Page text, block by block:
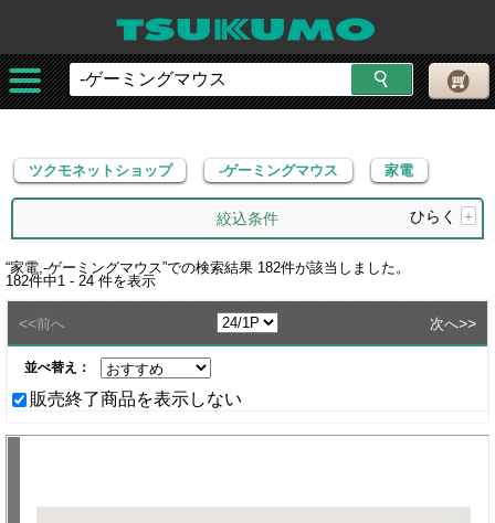
ツクモネットショップ -ゲーミングマウス 家電
ツクモネットショップ -ゲーミングマウス 家電
絞込条件 ひらく +
“家電,-ゲーミングマウス”での検索結果 182件が該当しました。
182件中1 - 24 件を表示
<<前へ 次へ>>
並べ替え：
販売終了商品を表示しない